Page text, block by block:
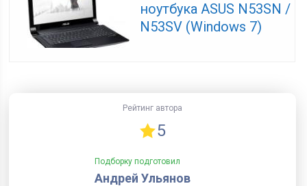
ноутбука ASUS N53SN /
N53SV (Windows 7)
Рейтинг автора
5
Подборку подготовил
Андрей Ульянов